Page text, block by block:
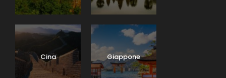
Cina Giappone